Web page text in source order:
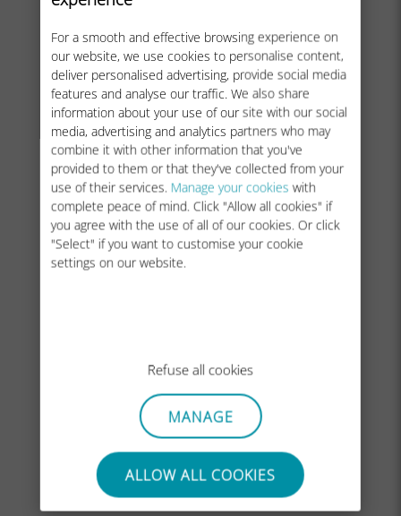
For a smooth and effective browsing experience on
our website, we use cookies to personalise content,
deliver personalised advertising, provide social media
features and analyse our traffic. We also share
information about your use of our site with our social
media, advertising and analytics partners who may
combine it with other information that you've
provided to them or that they've collected from your
use of their services. Manage your cookies with
complete peace of mind. Click "Allow all cookies" if
you agree with the use of all of our cookies. Or click
"Select" if you want to customise your cookie
settings on our website.
Refuse all cookies
MANAGE
ALLOW ALL COOKIES
이동할 수 있습니다.